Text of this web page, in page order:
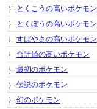
とくこうの高いポケモン
とくぼうの高いポケモン
すばやさの高いポケモン
合計値の高いポケモン
最初のポケモン
伝説のポケモン
幻のポケモン